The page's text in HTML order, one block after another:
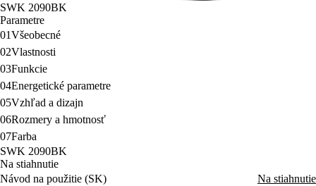
SWK 2090BK
Parametre
01Všeobecné
02Vlastnosti
03Funkcie
04Energetické parametre
05Vzhľad a dizajn
06Rozmery a hmotnosť
07Farba
SWK 2090BK
Na stiahnutie
Návod na použitie (SK)
Na stiahnutie